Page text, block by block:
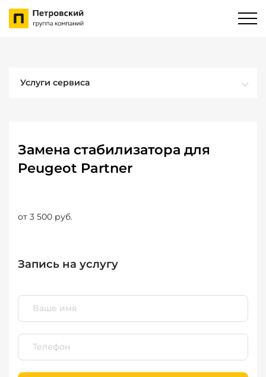
Услуги сервиса
Замена стабилизатора для
Peugeot Partner
от 3 500 руб.
Запись на услугу